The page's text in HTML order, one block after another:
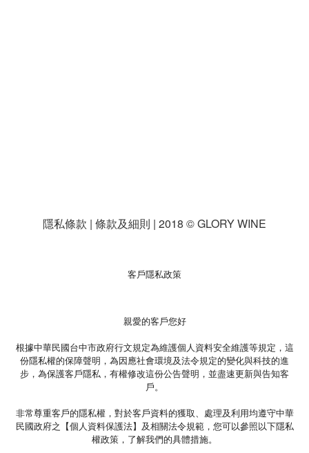
隱私條款 | 條款及細則 | 2018 © GLORY WINE
客戶隱私政策
親愛的客戶您好
根據中華民國台中市政府行文規定為維護個人資料安全維護等規定，這
份隱私權的保障聲明，為因應社會環境及法令規定的變化與科技的進
步，為保護客戶隱私，有權修改這份公告聲明，並盡速更新與告知客
戶。
非常尊重客戶的隱私權，對於客戶資料的獲取、處理及利用均遵守中華
民國政府之【個人資料保護法】及相關法令規範，您可以參照以下隱私
權政策，了解我們的具體措施。